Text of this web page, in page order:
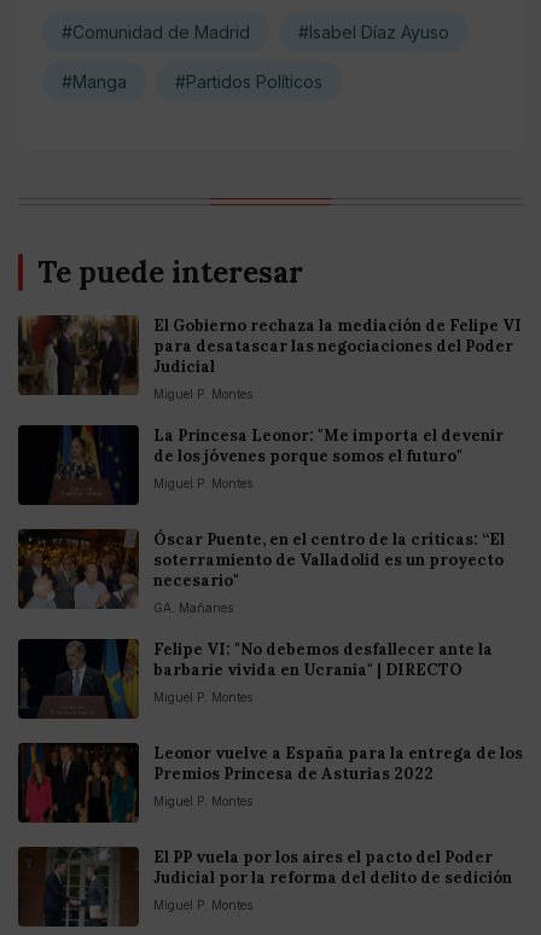
#Comunidad de Madrid #Isabel Díaz Ayuso
#Manga #Partidos Políticos
Te puede interesar
El Gobierno rechaza la mediación de Felipe VI
para desatascar las negociaciones del Poder
Judicial
Miguel P. Montes
La Princesa Leonor: "Me importa el devenir
de los jóvenes porque somos el futuro"
Miguel P. Montes
Óscar Puente, en el centro de la críticas: “El
soterramiento de Valladolid es un proyecto
necesario"
GA. Mañanes
Felipe VI: "No debemos desfallecer ante la
barbarie vivida en Ucrania" | DIRECTO
Miguel P. Montes
Leonor vuelve a España para la entrega de los
Premios Princesa de Asturias 2022
Miguel P. Montes
El PP vuela por los aires el pacto del Poder
Judicial por la reforma del delito de sedición
Miguel P. Montes